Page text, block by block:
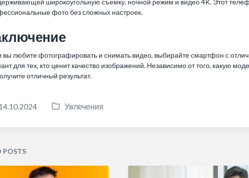
широкоугольную съемку, ночной режим и видео 4K. Этот
фото без сложных настроек.
вы любите фотографировать и снимать видео, выбирайте смартфон с
для тех, кто ценит качество изображений. Независимо от того, какую
отличный результат.
P
d
Увлечения
POSTS